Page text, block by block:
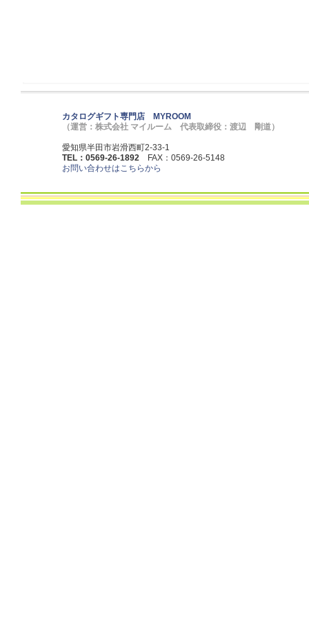
カタログギフト専門店 MYROOM
（運営：株式会社 マイルーム 代表取締役：渡辺 剛道）
愛知県半田市岩滑西町2-33-1
TEL：0569-26-1892 FAX：0569-26-5148
お問い合わせはこちらから